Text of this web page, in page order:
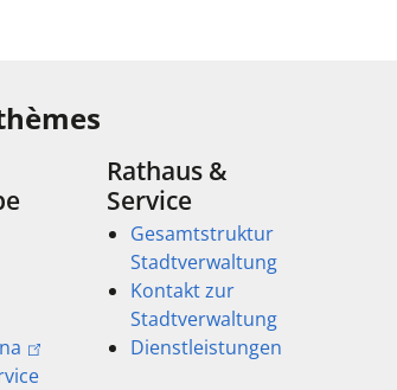
Rathaus &
Service
Gesamtstruktur
Stadtverwaltung
Kontakt zur
Stadtverwaltung
Dienstleistungen